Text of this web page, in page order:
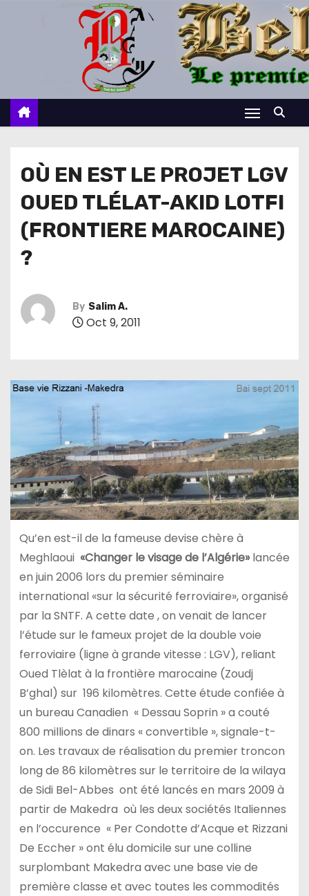
c
OÙ EN EST LE PROJET LGV
OUED TLÉLAT-AKID LOTFI
(FRONTIERE MAROCAINE)
?
By Salim A.
Oct 9, 2011
Qu’en est-il de la fameuse devise chère à
Meghlaoui «Changer le visage de l’Algérie»lancée
en juin 2006 lors du premier séminaire
international «sur la sécurité ferroviaire», organisé
par la SNTF. A cette date , on venait de lancer
l’étude sur le fameux projet de la double voie
ferroviaire (ligne à grande vitesse : LGV), reliant
Oued Tlèlat à la frontière marocaine (Zoudj
B’ghal) sur 196 kilomètres. Cette étude confiée à
un bureau Canadien « Dessau Soprin » a couté
800 millions de dinars « convertible », signale-t-
on. Les travaux de réalisation du premier troncon
long de 86 kilomètres sur le territoire de la wilaya
de Sidi Bel-Abbes ont été lancés en mars 2009 à
partir de Makedra où les deux sociétés Italiennes
en l’occurence « Per Condotte d’Acque et Rizzani
De Eccher » ont élu domicile sur une colline
surplombant Makedra avec une base vie de
première classe et avec toutes les commodités